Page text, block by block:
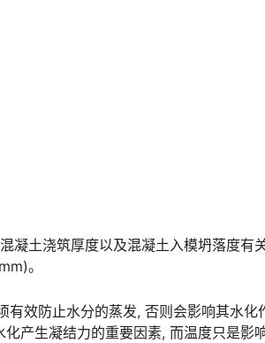
凝土浇筑厚度以及混凝土入模坍落度有
。󠅅󠅃󠄵󠅂󠄪󠇖󠆨󠆨󠇕󠆞󠆒󠅬󠇘󠆭󠆘󠇙󠆝󠅵󠇗󠆭󠆁󠄐󠇗󠅹󠅸󠇖󠆍󠅳󠇖󠅹󠅰󠇖󠆌󠅹
效防止水分的蒸发, 否则会影响其水化
产生凝结力的重要因素, 而温度只是影